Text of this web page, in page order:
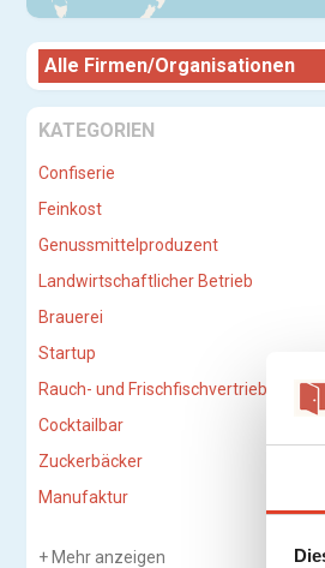
Alle Firmen/Organisationen
KATEGORIEN
Confiserie
Feinkost
Genussmittelproduzent
Landwirtschaftlicher Betrieb
Brauerei
Startup
Rauch- und Frischfischvertriebs-GmbH
Cocktailbar
Zuckerbäcker
Manufaktur
Mehr anzeigen